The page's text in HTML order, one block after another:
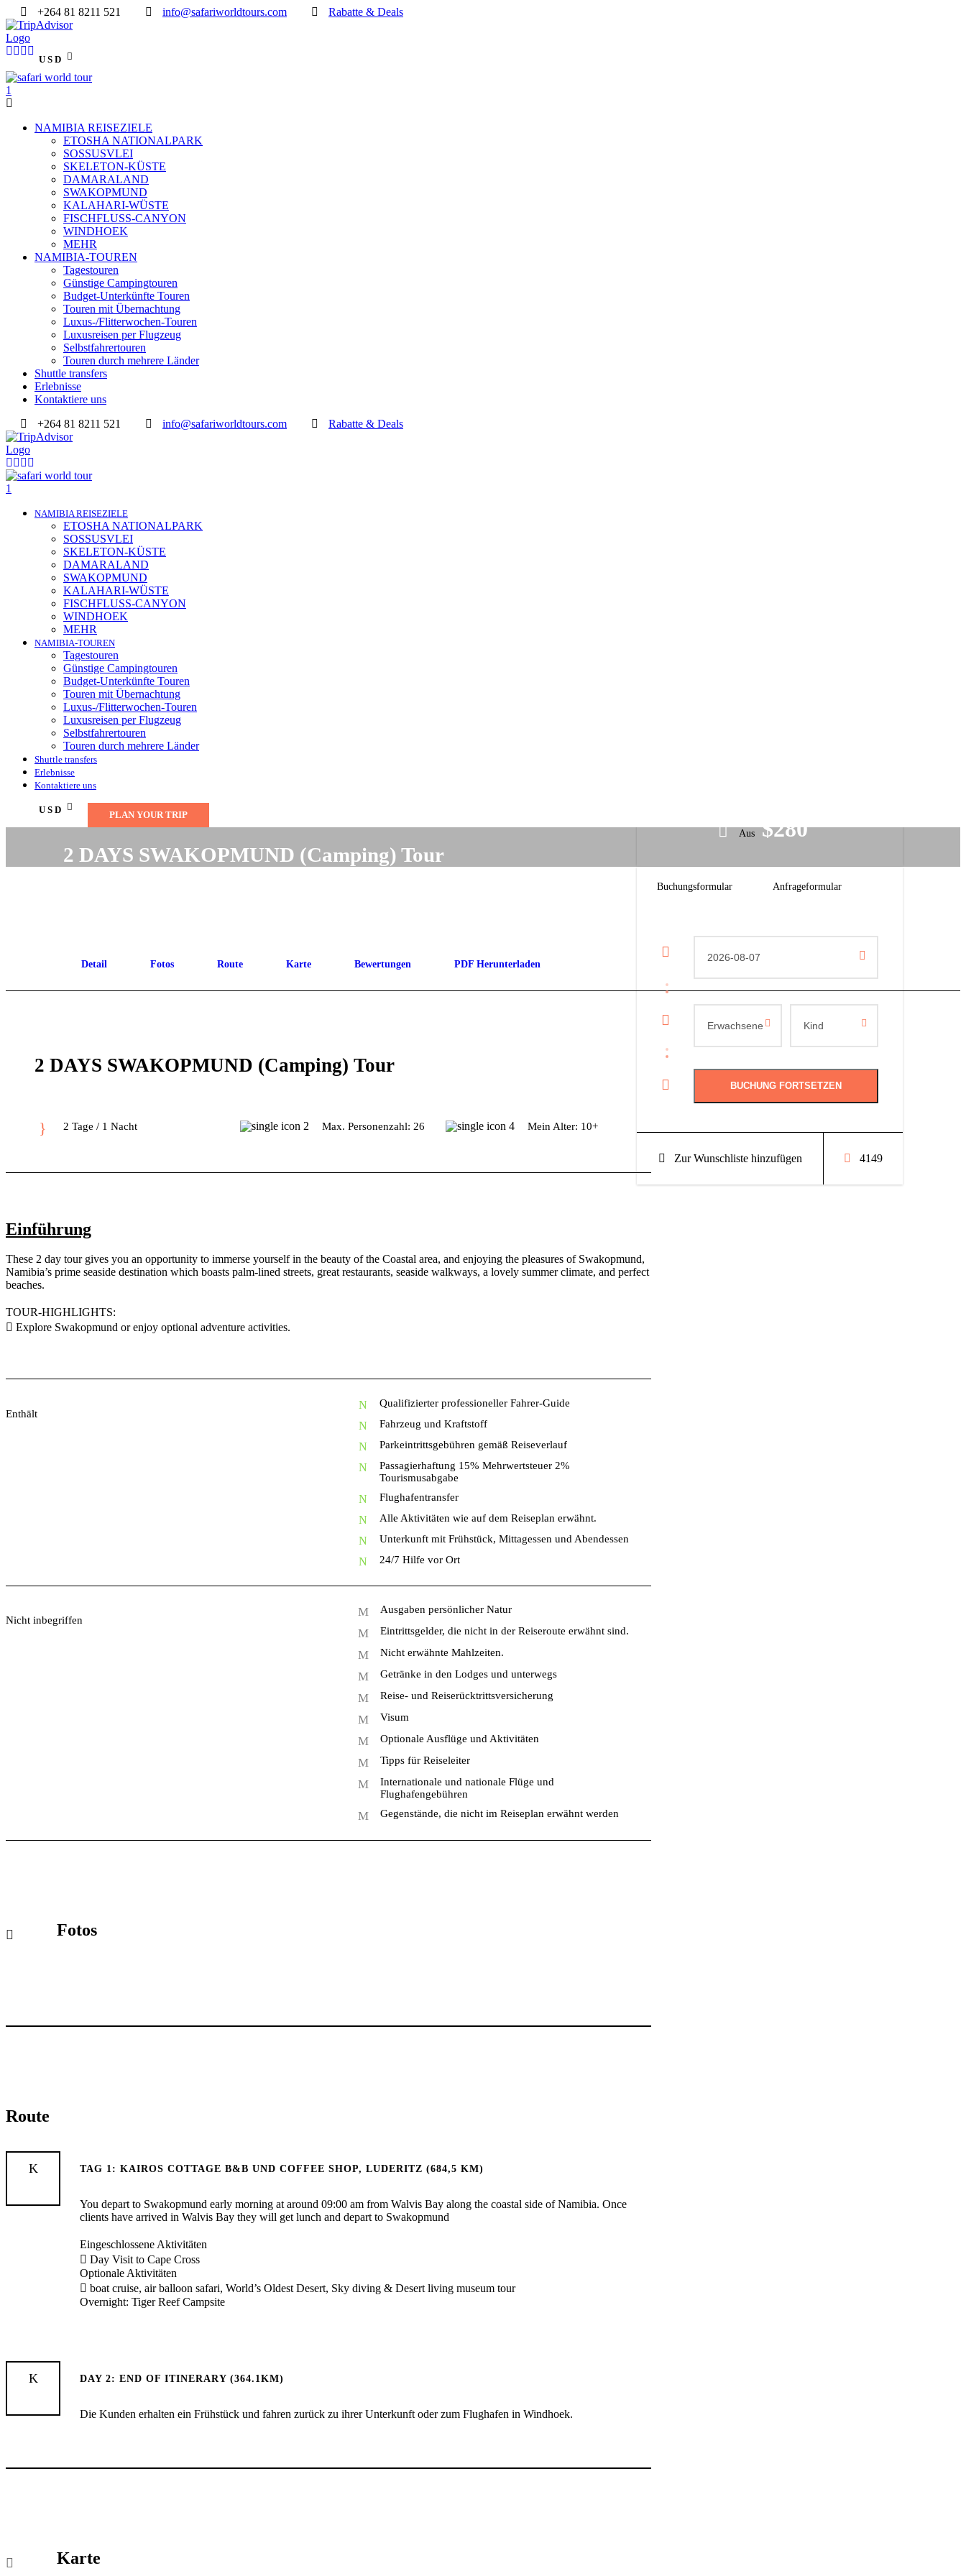
+264 81 8211 521 info@safariworldtours.com Rabatte & Deals
USD
NAMIBIA REISEZIELE
ETOSHA NATIONALPARK
SOSSUSVLEI
SKELETON-KÜSTE
DAMARALAND
SWAKOPMUND
KALAHARI-WÜSTE
FISCHFLUSS-CANYON
WINDHOEK
MEHR
NAMIBIA-TOUREN
Tagestouren
Günstige Campingtouren
Budget-Unterkünfte Touren
Touren mit Übernachtung
Luxus-/Flitterwochen-Touren
Luxusreisen per Flugzeug
Selbstfahrertouren
Touren durch mehrere Länder
Shuttle transfers
Erlebnisse
Kontaktiere uns
+264 81 8211 521
info@safariworldtours.com Rabatte & Deals
NAMIBIA REISEZIELE
ETOSHA NATIONALPARK
SOSSUSVLEI
SKELETON-KÜSTE
DAMARALAND
SWAKOPMUND
KALAHARI-WÜSTE
FISCHFLUSS-CANYON
WINDHOEK
MEHR
NAMIBIA-TOUREN
Tagestouren
Günstige Campingtouren
Budget-Unterkünfte Touren
Touren mit Übernachtung
Luxus-/Flitterwochen-Touren
Luxusreisen per Flugzeug
Selbstfahrertouren
Touren durch mehrere Länder
Shuttle transfers
Erlebnisse
Kontaktiere uns
USD PLAN YOUR TRIP
2 DAYS SWAKOPMUND (Camping) Tour
Aus $280
Buchungsformular Anfrageformular
Zur Wunschliste hinzufügen 4149
Detail Fotos Route Karte Bewertungen PDF Herunterladen
2 DAYS SWAKOPMUND (Camping) Tour
2 Tage / 1 Nacht Max. Personenzahl: 26 Mein Alter: 10+
Einführung
These 2 day tour gives you an opportunity to immerse yourself in the beauty of the Coastal area, and enjoying the pleasures of Swakopmund,
Namibia’s prime seaside destination which boasts palm-lined streets, great restaurants, seaside walkways, a lovely summer climate, and perfect
beaches.
TOUR-HIGHLIGHTS:
 Explore Swakopmund or enjoy optional adventure activities.
Enthält
Qualifizierter professioneller Fahrer-Guide
Fahrzeug und Kraftstoff
Parkeintrittsgebühren gemäß Reiseverlauf
Passagierhaftung 15% Mehrwertsteuer 2%
Tourismusabgabe
Flughafentransfer
Alle Aktivitäten wie auf dem Reiseplan erwähnt.
Unterkunft mit Frühstück, Mittagessen und Abendessen
24/7 Hilfe vor Ort
Nicht inbegriffen
Ausgaben persönlicher Natur
Eintrittsgelder, die nicht in der Reiseroute erwähnt sind.
Nicht erwähnte Mahlzeiten.
Getränke in den Lodges und unterwegs
Reise- und Reiserücktrittsversicherung
Visum
Optionale Ausflüge und Aktivitäten
Tipps für Reiseleiter
Internationale und nationale Flüge und
Flughafengebühren
Gegenstände, die nicht im Reiseplan erwähnt werden
Fotos
Route
TAG 1: KAIROS COTTAGE B&B UND COFFEE SHOP, LUDERITZ (684,5 KM)
You depart to Swakopmund early morning at around 09:00 am from Walvis Bay along the coastal side of Namibia. Once
clients have arrived in Walvis Bay they will get lunch and depart to Swakopmund
Eingeschlossene Aktivitäten
 Day Visit to Cape Cross
Optionale Aktivitäten
 boat cruise, air balloon safari, World’s Oldest Desert, Sky diving & Desert living museum tour
Overnight: Tiger Reef Campsite
DAY 2: END OF ITINERARY (364.1KM)
Die Kunden erhalten ein Frühstück und fahren zurück zu ihrer Unterkunft oder zum Flughafen in Windhoek.
Karte